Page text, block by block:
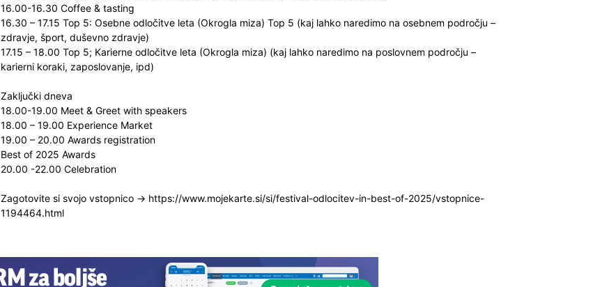
16.00-16.30 Coffee & tasting
16.30 – 17.15 Top 5: Osebne odločitve leta (Okrogla miza) Top 5 (kaj lahko naredimo na osebnem področju –
zdravje, šport, duševno zdravje)
17.15 – 18.00 Top 5; Karierne odločitve leta (Okrogla miza) (kaj lahko naredimo na poslovnem področju –
karierni koraki, zaposlovanje, ipd)
Zaključki dneva
18.00-19.00 Meet & Greet with speakers
18.00 – 19.00 Experience Market
19.00 – 20.00 Awards registration
Best of 2025 Awards
20.00 -22.00 Celebration
Zagotovite si svojo vstopnico -> https://www.mojekarte.si/si/festival-odlocitev-in-best-of-2025/vstopnice-
1194464.html